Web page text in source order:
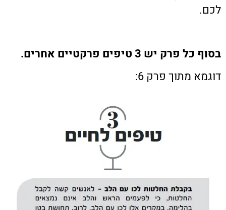
לכם.
בסוף כל פרק יש 3 טיפים פרקטיים אחרים.
דוגמא מתוך פרק 6: